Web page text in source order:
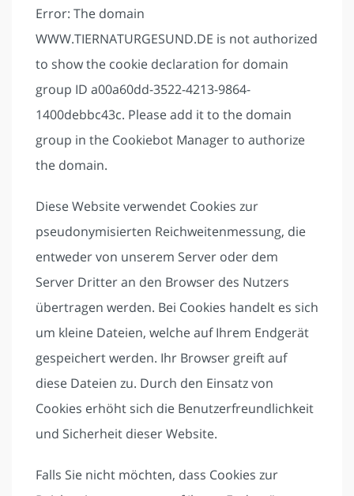
Error: The domain
WWW.TIERNATURGESUND.DE is not authorized
to show the cookie declaration for domain
group ID a00a60dd-3522-4213-9864-
1400debbc43c. Please add it to the domain
group in the Cookiebot Manager to authorize
the domain.
Diese Website verwendet Cookies zur
pseudonymisierten Reichweitenmessung, die
entweder von unserem Server oder dem
Server Dritter an den Browser des Nutzers
übertragen werden. Bei Cookies handelt es sich
um kleine Dateien, welche auf Ihrem Endgerät
gespeichert werden. Ihr Browser greift auf
diese Dateien zu. Durch den Einsatz von
Cookies erhöht sich die Benutzerfreundlichkeit
und Sicherheit dieser Website.
Falls Sie nicht möchten, dass Cookies zur